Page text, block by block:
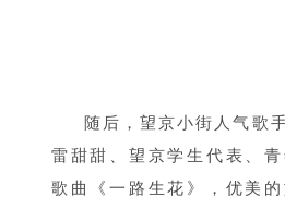
随后，望京小街人气歌
雷甜甜、望京学生代表、
歌曲《一路生花》，优美